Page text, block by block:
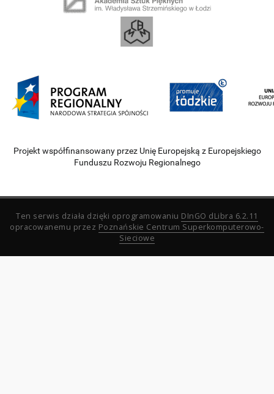
Projekt współfinansowany przez Unię Europejską z Europejskiego
Funduszu Rozwoju Regionalnego
Ten serwis działa dzięki oprogramowaniu DInGO dLibra 6.2.11
opracowanemu przez Poznańskie Centrum Superkomputerowo-
Sieciowe